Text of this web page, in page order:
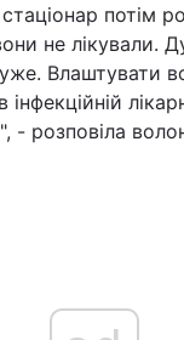
потім
не лікували.
Влаштувати
інфекційній
- розповіла